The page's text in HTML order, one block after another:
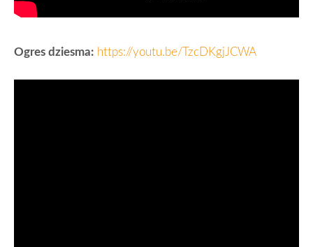
Ogres dziesma: https://youtu.be/TzcDKgjJCWA